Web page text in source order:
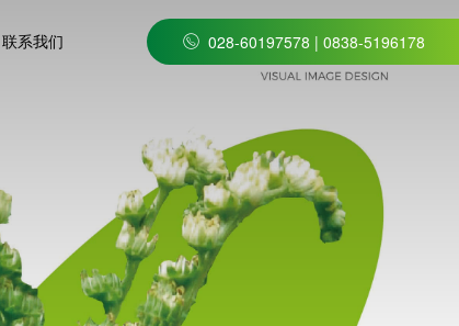
联系我们 028-60197578 | 0838-5196178